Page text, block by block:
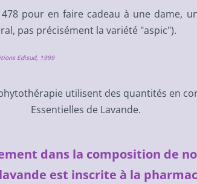
pour en faire cadeau à une dame,
pas précisément la variété "aspic").
Edisud, 1999
utilisent des quantités en
Essentielles de Lavande.
dans la composition de
est inscrite à la